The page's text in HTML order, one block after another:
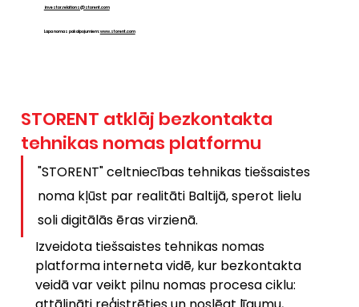
investor.relations@storent.com
Lapa nomas pakalpojumiem:www.storent.com
STORENT atklāj bezkontakta
tehnikas nomas platformu
"STORENT" celtniecības tehnikas tiešsaistes
noma kļūst par realitāti Baltijā, sperot lielu
soli digitālās ēras virzienā.
Izveidota tiešsaistes tehnikas nomas
platforma interneta vidē, kur bezkontakta
veidā var veikt pilnu nomas procesa ciklu: